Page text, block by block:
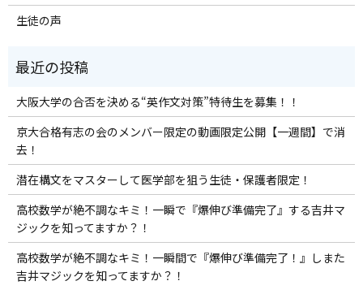
生徒の声
大阪大学の合否を決める“英作文対策”特待生を募集！！
京大合格有志の会のメンバー限定の動画限定公開【一週間】で消
去！
潜在構文をマスターして医学部を狙う生徒・保護者限定！
高校数学が絶不調なキミ！一瞬で『爆伸び準備完了』する吉井マ
ジックを知ってますか？！
高校数学が絶不調なキミ！一瞬間で『爆伸び準備完了！』しまた
吉井マジックを知ってますか？！